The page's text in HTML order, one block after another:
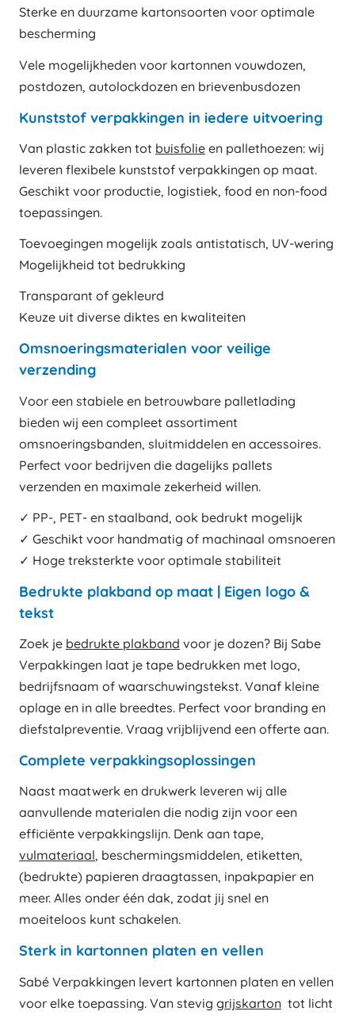
Sterke en duurzame kartonsoorten voor optimale
bescherming
Vele mogelijkheden voor kartonnen vouwdozen,
postdozen, autolockdozen en brievenbusdozen
Kunststof verpakkingen in iedere uitvoering
Van plastic zakken tot buisfolie en pallethoezen: wij
leveren flexibele kunststof verpakkingen op maat.
Geschikt voor productie, logistiek, food en non-food
toepassingen.
Toevoegingen mogelijk zoals antistatisch, UV-wering
Mogelijkheid tot bedrukking
Transparant of gekleurd
Keuze uit diverse diktes en kwaliteiten
Omsnoeringsmaterialen voor veilige
verzending
Voor een stabiele en betrouwbare palletlading
bieden wij een compleet assortiment
omsnoeringsbanden, sluitmiddelen en accessoires.
Perfect voor bedrijven die dagelijks pallets
verzenden en maximale zekerheid willen.
✓ PP-, PET- en staalband, ook bedrukt mogelijk
✓ Geschikt voor handmatig of machinaal omsnoeren
✓ Hoge treksterkte voor optimale stabiliteit
Bedrukte plakband op maat | Eigen logo &
tekst
Zoek je bedrukte plakband voor je dozen? Bij Sabe
Verpakkingen laat je tape bedrukken met logo,
bedrijfsnaam of waarschuwingstekst. Vanaf kleine
oplage en in alle breedtes. Perfect voor branding en
diefstalpreventie. Vraag vrijblijvend een offerte aan.
Complete verpakkingsoplossingen
Naast maatwerk en drukwerk leveren wij alle
aanvullende materialen die nodig zijn voor een
efficiënte verpakkingslijn. Denk aan tape,
vulmateriaal, beschermingsmiddelen, etiketten,
(bedrukte) papieren draagtassen, inpakpapier en
meer. Alles onder één dak, zodat jij snel en
moeiteloos kunt schakelen.
Sterk in kartonnen platen en vellen
Sabé Verpakkingen levert kartonnen platen en vellen
voor elke toepassing. Van stevig grijskarton tot licht